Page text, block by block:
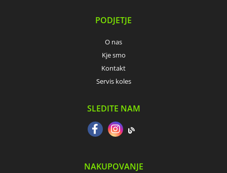
PODJETJE
O nas
Kje smo
Kontakt
Servis koles
SLEDITE NAM
NAKUPOVANJE